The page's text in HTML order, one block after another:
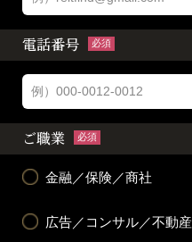
電話番号 必須
ご職業 必須
金融／保険／商社
広告／コンサル／不動産